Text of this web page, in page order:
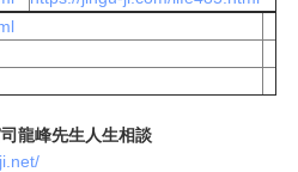
龍峰先生人生相談